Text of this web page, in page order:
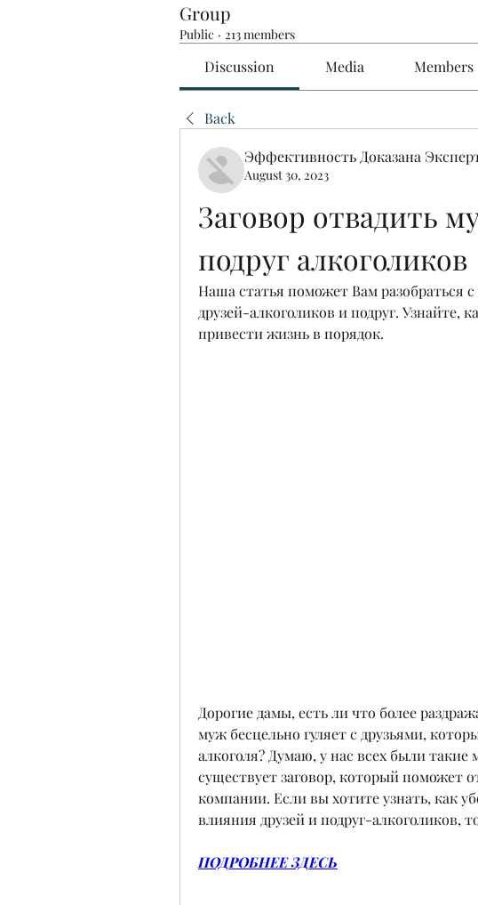
Group
Public · 213 members
Discussion Media Members
Back
Эффективность Доказана
August 30, 2023
Заговор отвадить
подруг алкоголиков
Наша статья поможет Вам разобраться
друзей-алкоголиков и подруг. Узнайте,
привести жизнь в порядок.
Дорогие дамы, есть ли что более
муж бесцельно гуляет с друзьями,
алкоголя? Думаю, у нас всех были
существует заговор, который поможет
компании. Если вы хотите узнать, как
влияния друзей и подруг-алкоголиков,
ПОДРОБНЕЕ ЗДЕСЬ